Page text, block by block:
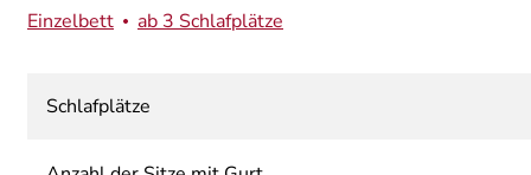
Einzelbett ab 3 Schlafplätze
Schlafplätze